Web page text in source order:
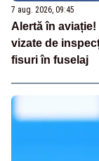
7 aug. 2026, 09:45
Alertă în aviație!
vizate de
fisuri în fuselaj